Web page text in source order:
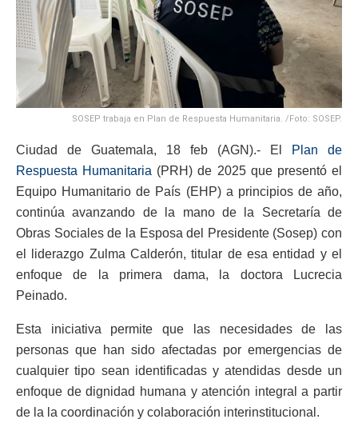
SOSEP trabaja en Plan de Respuesta Humanitaria. /Foto: SOSEP.
Ciudad de Guatemala, 18 feb (AGN).- El
Plan de
Respuesta Humanitaria (PRH) de 2025 que presentó el
Equipo Humanitario de País (EHP) a principios de año,
continúa avanzando de la mano de la Secretaría de
Obras Sociales de la Esposa del Presidente (Sosep) con
el liderazgo Zulma Calderón, titular de esa entidad y el
enfoque de la primera dama, la doctora Lucrecia
Peinado.
Esta iniciativa permite que las necesidades de las
personas que han sido afectadas por emergencias de
cualquier tipo sean identificadas y atendidas desde un
enfoque de dignidad humana y atención integral a partir
de la la coordinación y colaboración interinstitucional.